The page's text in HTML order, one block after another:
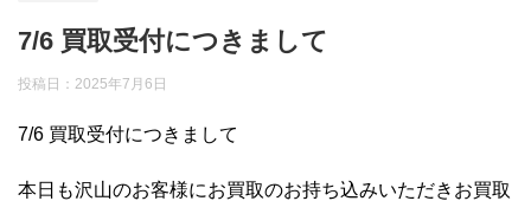
7/6 買取受付につきまして
投稿日： 2025年7月6日
7/6 買取受付につきまして
本日も沢山のお客様にお買取のお持ち込みいただきお買取